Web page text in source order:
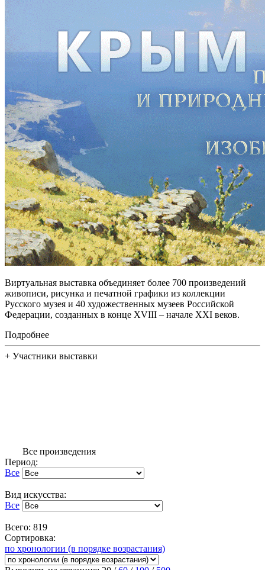
Виртуальная выставка объединяет более 700 произведений
живописи, рисунка и печатной графики из коллекции
Русского музея и 40 художественных музеев Российской
Федерации, созданных в конце XVIII – начале XXI веков.
Подробнее
+ Участники выставки
Все произведения
Период:
Все
Вид искусства:
Все
Всего: 819
Сортировка:
по хронологии (в порядке возрастания)